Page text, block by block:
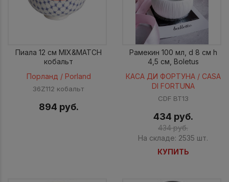
Пиала 12 см MIX&MATCH
кобальт
Порланд / Porland
36Z112 кобальт
894 руб.
Рамекин 100 мл, d 8 см h
4,5 см, Boletus
КАСА ДИ ФОРТУНА / CASA
DI FORTUNA
CDF BT13
434 руб.
434 руб.
На складе: 2535 шт.
КУПИТЬ